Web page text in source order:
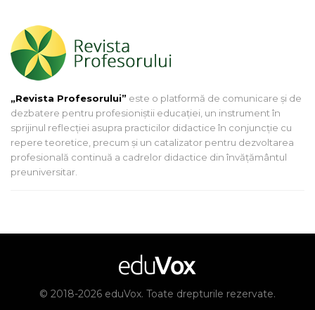
„Revista Profesorului” este o platformă de comunicare și de
dezbatere pentru profesioniștii educației, un instrument în
sprijinul reflecției asupra practicilor didactice în conjuncție cu
repere teoretice, precum și un catalizator pentru dezvoltarea
profesională continuă a cadrelor didactice din învățământul
preuniversitar.
© 2018-2026 eduVox. Toate drepturile rezervate.